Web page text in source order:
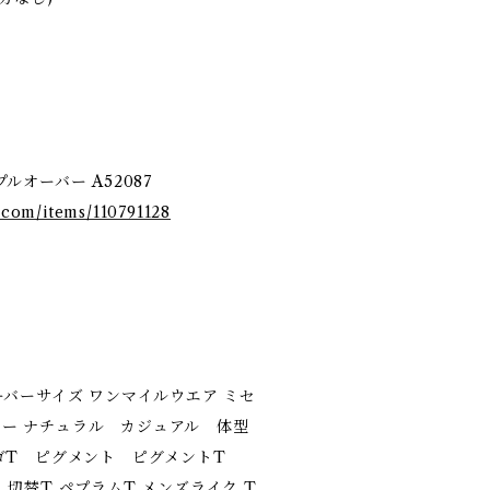
ルオーバー A52087
items/110791128
ーサイズ ワンマイルウエア ミセ
ナチュラル カジュアル 体型
T ピグメント ピグメントT